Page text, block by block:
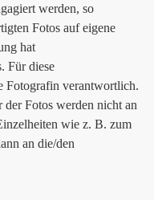
werden, so
Fotos auf eigene
hat
Für diese
Fotografin verantwortlich.
der Fotos werden nicht an
wie z. B. zum
an die/den